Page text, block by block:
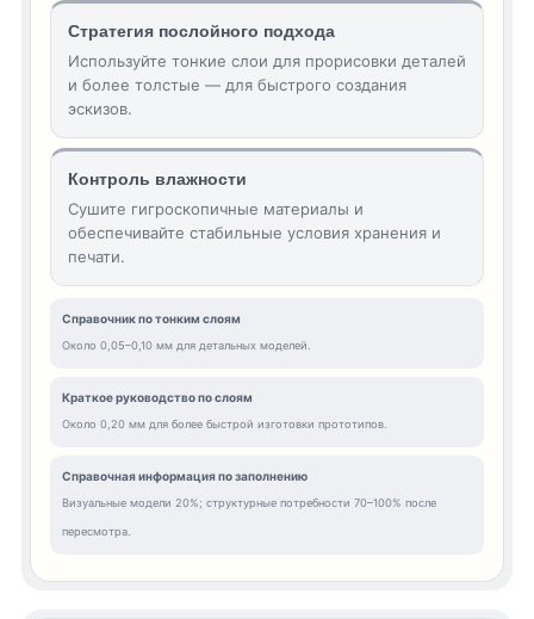
Стратегия послойного подхода
Используйте тонкие слои для прорисовки деталей
и более толстые — для быстрого создания
эскизов.
Контроль влажности
Сушите гигроскопичные материалы и
обеспечивайте стабильные условия хранения и
печати.
Справочник по тонким слоям
Около 0,05–0,10 мм для детальных моделей.
Краткое руководство по слоям
Около 0,20 мм для более быстрой изготовки прототипов.
Справочная информация по заполнению
Визуальные модели 20%; структурные потребности 70–100% после
пересмотра.